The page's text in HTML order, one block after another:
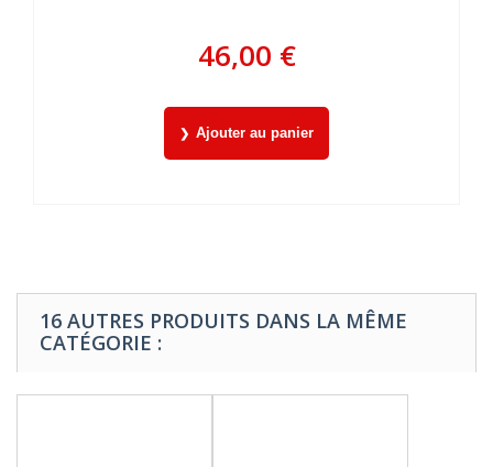
46,00 €
Ajouter au panier
16 AUTRES PRODUITS DANS LA MÊME
CATÉGORIE :